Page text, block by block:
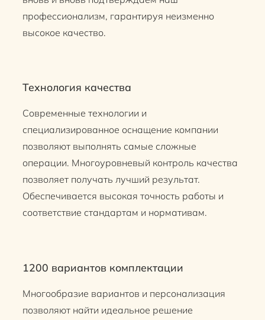
профессионализм, гарантируя неизменно
высокое качество.
Технология качества
Современные технологии и
специализированное оснащение компании
позволяют выполнять самые сложные
операции. Многоуровневый контроль качества
позволяет получать лучший результат.
Обеспечивается высокая точность работы и
соответствие стандартам и нормативам.
1200 вариантов комплектации
Многообразие вариантов и персонализация
позволяют найти идеальное решение